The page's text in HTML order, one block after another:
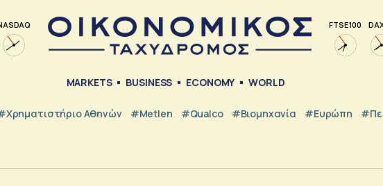
FTSE 100
MARKETS BUSINESS ECONOMY WORLD
Αθηνών #metlen #Qualco #Βιομηχανία #Ευρώπη